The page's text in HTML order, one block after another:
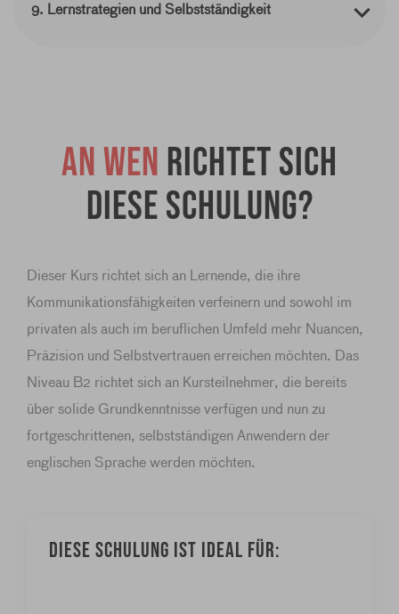
9. Lernstrategien und Selbstständigkeit
An wen richtet sich
diese Schulung?
Dieser Kurs richtet sich an Lernende, die ihre
Kommunikationsfähigkeiten verfeinern und sowohl im
privaten als auch im beruflichen Umfeld mehr Nuancen,
Präzision und Selbstvertrauen erreichen möchten. Das
Niveau B2 richtet sich an Kursteilnehmer, die bereits
über solide Grundkenntnisse verfügen und nun zu
fortgeschrittenen, selbstständigen Anwendern der
englischen Sprache werden möchten.
Diese Schulung ist ideal für: